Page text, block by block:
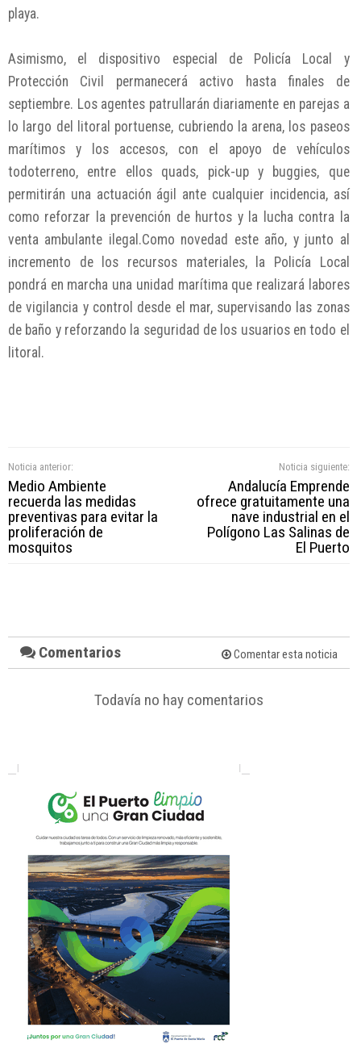
playa.
Asimismo, el dispositivo especial de Policía Local y
Protección Civil permanecerá activo hasta finales de
septiembre. Los agentes patrullarán diariamente en parejas a
lo largo del litoral portuense, cubriendo la arena, los paseos
marítimos y los accesos, con el apoyo de vehículos
todoterreno, entre ellos quads, pick-up y buggies, que
permitirán una actuación ágil ante cualquier incidencia, así
como reforzar la prevención de hurtos y la lucha contra la
venta ambulante ilegal.Como novedad este año, y junto al
incremento de los recursos materiales, la Policía Local
pondrá en marcha una unidad marítima que realizará labores
de vigilancia y control desde el mar, supervisando las zonas
de baño y reforzando la seguridad de los usuarios en todo el
litoral.
Noticia anterior:
Medio Ambiente
recuerda las medidas
preventivas para evitar la
proliferación de
mosquitos
Noticia siguiente:
Andalucía Emprende
ofrece gratuitamente una
nave industrial en el
Polígono Las Salinas de
El Puerto
Comentarios Comentar esta noticia
Todavía no hay comentarios